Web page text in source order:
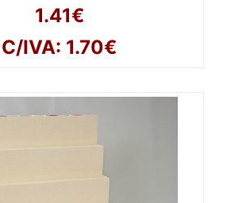
1.41€
C/IVA: 1.70€